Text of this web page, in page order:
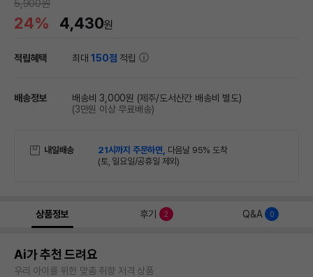
5,900원
24% 4,430원
적립혜택 최대150점 적립
배송정보 배송비 3,000원 (제주/도서산간 배송비 별도)
(3만원 이상 무료배송)
내일배송 21시까지 주문하면, 다음날 95% 도착
(토, 일요일/공휴일 제외)
상품정보 후기 2 Q&A 0
Ai가 추천 드려요
우리 아이를 위한 맞춤 취향 저격 상품